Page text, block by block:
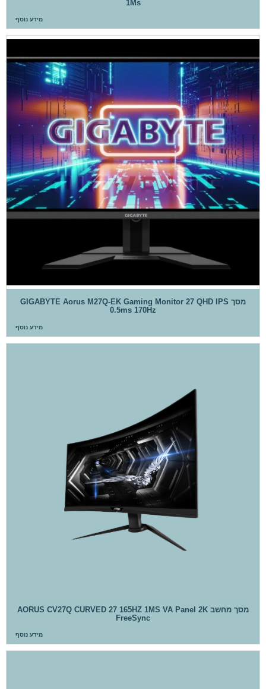
1Ms
מידע נוסף
מסך GIGABYTE Aorus M27Q-EK Gaming Monitor 27 QHD IPS
0.5ms 170Hz
מידע נוסף
מסך מחשב AORUS CV27Q CURVED 27 165HZ 1MS VA Panel 2K
FreeSync
מידע נוסף